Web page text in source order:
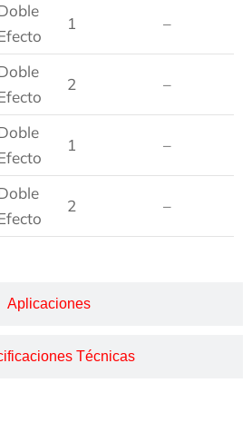
Aplicaciones
Técnicas
1 –
2 –
1 –
2 –